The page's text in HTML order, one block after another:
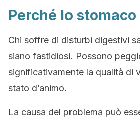
Perché lo
Chi soffre di disturbi digestivi
siano fastidiosi. Possono
significativamente la qualità di
stato d’animo.
La causa del problema può